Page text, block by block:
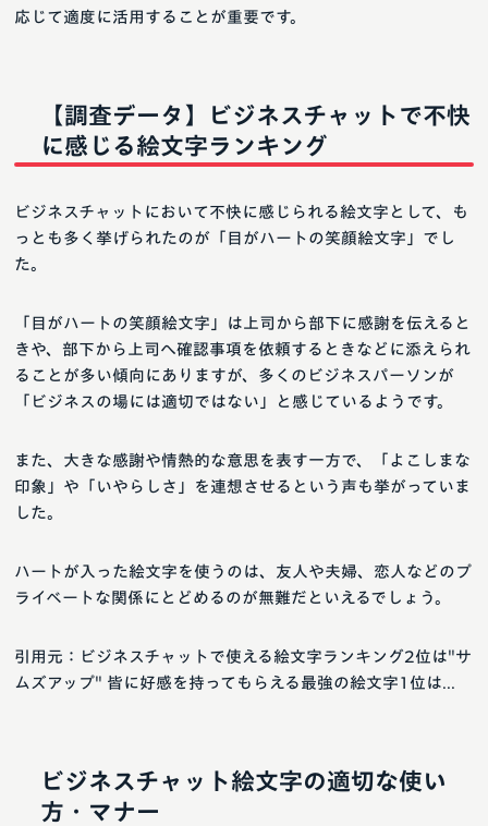
応じて適度に活用することが重要です。
【調査データ】ビジネスチャットで不快
に感じる絵文字ランキング
ビジネスチャットにおいて不快に感じられる絵文字として、も
っとも多く挙げられたのが「目がハートの笑顔絵文字」でし
た。
「目がハートの笑顔絵文字」は上司から部下に感謝を伝えると
きや、部下から上司へ確認事項を依頼するときなどに添えられ
ることが多い傾向にありますが、多くのビジネスパーソンが
「ビジネスの場には適切ではない」と感じているようです。
また、大きな感謝や情熱的な意思を表す一方で、「よこしまな
印象」や「いやらしさ」を連想させるという声も挙がっていま
した。
ハートが入った絵文字を使うのは、友人や夫婦、恋人などのプ
ライベートな関係にとどめるのが無難だといえるでしょう。
引用元：ビジネスチャットで使える絵文字ランキング2位は"サ
ムズアップ" 皆に好感を持ってもらえる最強の絵文字1位は...
ビジネスチャット絵文字の適切な使い
方・マナー